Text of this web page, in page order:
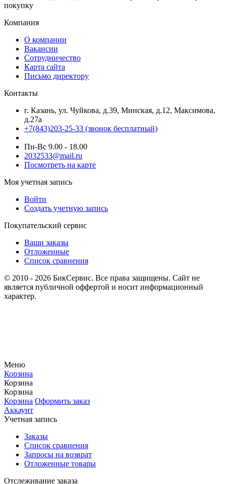
покупку
Компания
О компании
Вакансии
Сотрудничество
Карта сайта
Письмо директору
Контакты
г. Казань, ул. Чуйкова, д.39, Минская, д.12, Максимова,
д.27а
+7(843)203-25-33 (звонок бесплатный)
Пн-Вс 9.00 - 18.00
2032533@mail.ru
Посмотреть на карте
Моя учетная запись
Войти
Создать учетную запись
Покупательский сервис
Ваши заказы
Отложенные
Список сравнения
© 2010 - 2026 БикСервис. Все права защищены. Сайт не
является публичной оффертой и носит информационный
характер.
Меню
Корзина
Корзина
Корзина
Корзина Оформить заказ
Аккаунт
Учетная запись
Заказы
Список сравнения
Запросы на возврат
Отложенные товары
Отслеживание заказа